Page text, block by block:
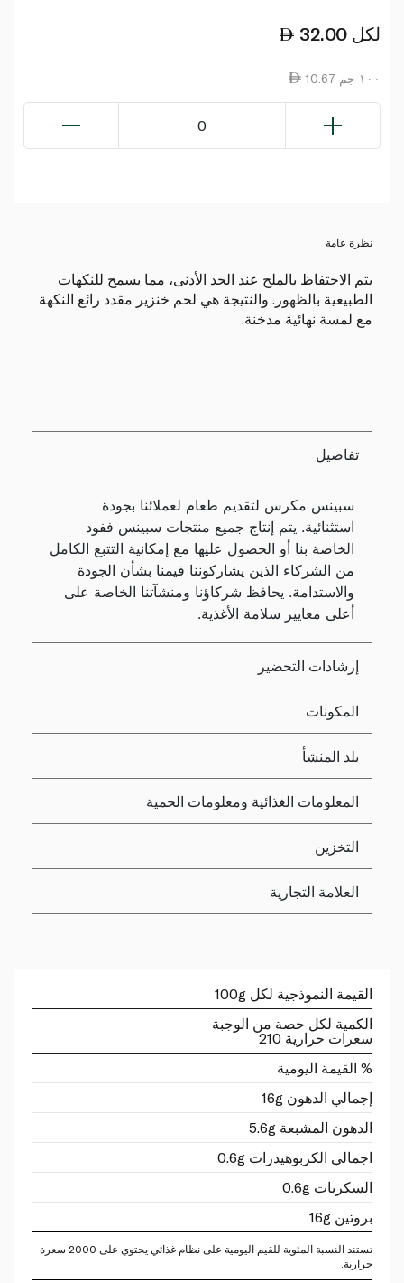
32.00 لكل
10.67 ١٠٠ جم
0
نظرة عامة
يتم الاحتفاظ بالملح عند الحد الأدنى، مما يسمح للنكهات
الطبيعية بالظهور. والنتيجة هي لحم خنزير مقدد رائع النكهة
مع لمسة نهائية مدخنة.
تفاصيل
سبينس مكرس لتقديم طعام لعملائنا بجودة
استثنائية. يتم إنتاج جميع منتجات سبينس ففود
الخاصة بنا أو الحصول عليها مع إمكانية التتبع الكامل
من الشركاء الذين يشاركوننا قيمنا بشأن الجودة
والاستدامة. يحافظ شركاؤنا ومنشآتنا الخاصة على
أعلى معايير سلامة الأغذية.
إرشادات التحضير
المكونات
بلد المنشأ
المعلومات الغذائية ومعلومات الحمية
التخزين
العلامة التجارية
القيمة النموذجية لكل 100g
الكمية لكل حصة من الوجبة
سعرات حرارية 210
% القيمة اليومية
إجمالي الدهون 16g
الدهون المشبعة 5.6g
اجمالي الكربوهيدرات 0.6g
السكريات 0.6g
بروتين 16g
تستند النسبة المئوية للقيم اليومية على نظام غذائي يحتوي على 2000 سعرة
حرارية.